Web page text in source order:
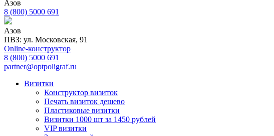
Азов
8 (800) 5000 691
Азов
ПВЗ: ул. Московская, 91
Online-конструктор
8 (800) 5000 691
partner@optpoligraf.ru
Визитки
Конструктор визиток
Печать визиток дешево
Пластиковые визитки
Визитки 1000 шт за 1450 рублей
VIP визитки